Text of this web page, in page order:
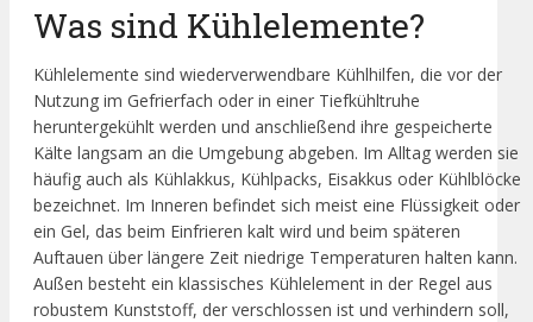
Was sind Kühlelemente?
Kühlelemente sind wiederverwendbare Kühlhilfen, die vor der
Nutzung im Gefrierfach oder in einer Tiefkühltruhe
heruntergekühlt werden und anschließend ihre gespeicherte
Kälte langsam an die Umgebung abgeben. Im Alltag werden sie
häufig auch als Kühlakkus, Kühlpacks, Eisakkus oder Kühlblöcke
bezeichnet. Im Inneren befindet sich meist eine Flüssigkeit oder
ein Gel, das beim Einfrieren kalt wird und beim späteren
Auftauen über längere Zeit niedrige Temperaturen halten kann.
Außen besteht ein klassisches Kühlelement in der Regel aus
robustem Kunststoff, der verschlossen ist und verhindern soll,